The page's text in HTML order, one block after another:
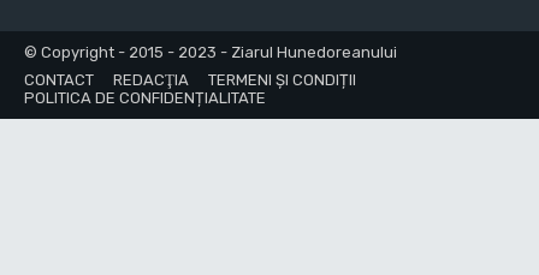
© Copyright - 2015 - 2023 - Ziarul Hunedoreanului
CONTACT
REDACŢIA
TERMENI ȘI CONDIȚII
POLITICA DE CONFIDENȚIALITATE